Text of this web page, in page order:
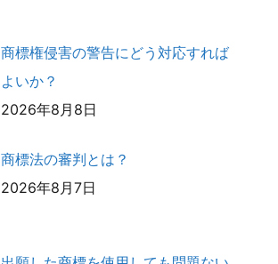
商標権侵害の警告にどう対応すれば
よいか？
2026年8月8日
商標法の審判とは？
2026年8月7日